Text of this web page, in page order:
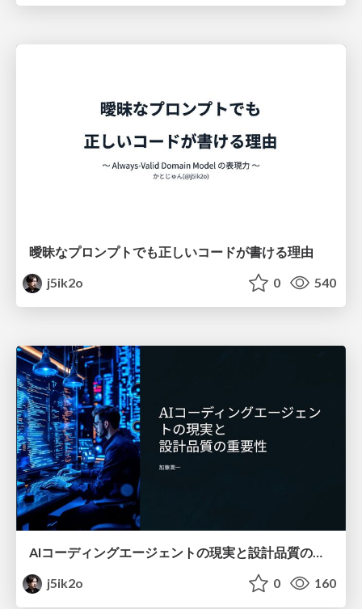
曖昧なプロンプトでも正しいコードが書ける理由
j5ik2o
0 540
AIコーディングエージェントの現実と設計品質の重要性
j5ik2o
0 160